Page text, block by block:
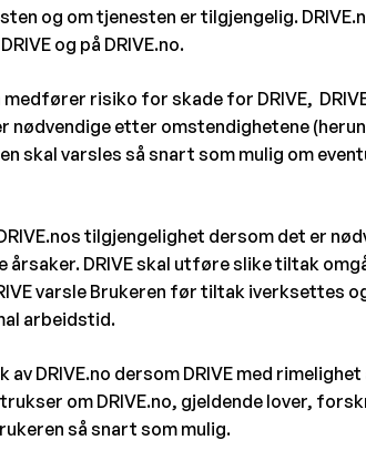
og om tjenesten er tilgjengelig.
og på DRIVE.no.
risiko for skade for DRIVE,
nødvendige etter omstendighetene
skal varsles så snart som mulig om
tilgjengelighet dersom det er
DRIVE skal utføre slike tiltak
varsle Brukeren før tiltak iverksettes
arbeidstid.
DRIVE.no dersom DRIVE med
om DRIVE.no, gjeldende lover,
så snart som mulig.